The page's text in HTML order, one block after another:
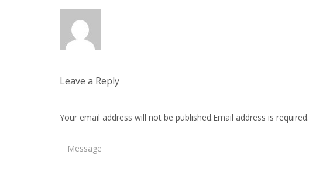
Leave a Reply
Your email address will not be published.Email address is required.